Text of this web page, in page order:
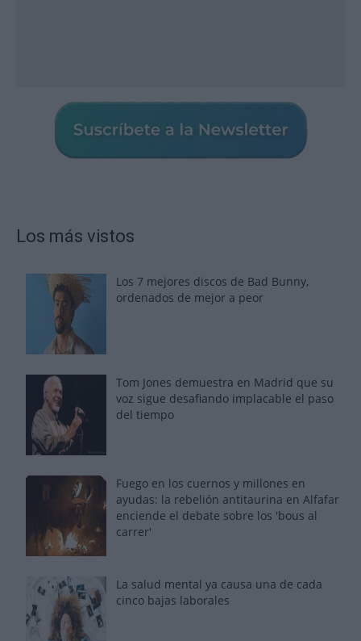
Los más vistos
Los 7 mejores discos de Bad Bunny,
ordenados de mejor a peor
Tom Jones demuestra en Madrid que su
voz sigue desafiando implacable el paso
del tiempo
Fuego en los cuernos y millones en
ayudas: la rebelión antitaurina en Alfafar
enciende el debate sobre los 'bous al
carrer'
La salud mental ya causa una de cada
cinco bajas laborales